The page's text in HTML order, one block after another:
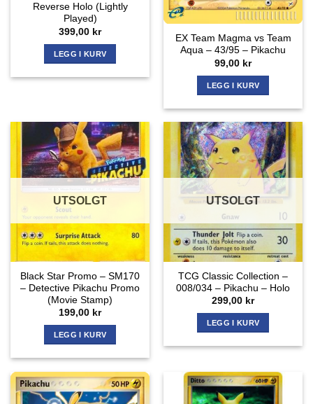
Reverse Holo (Lightly
Played)
399,00 kr
LEGG I KURV
EX Team Magma vs Team
Aqua – 43/95 – Pikachu
99,00 kr
LEGG I KURV
UTSOLGT
Black Star Promo – SM170
– Detective Pikachu Promo
(Movie Stamp)
199,00 kr
LEGG I KURV
UTSOLGT
TCG Classic Collection –
008/034 – Pikachu – Holo
299,00 kr
LEGG I KURV